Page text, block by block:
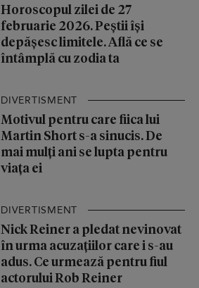
Horoscopul zilei de 27
februarie 2026. Peștii își
depășesc limitele. Află ce se
întâmplă cu zodia ta
DIVERTISMENT
Motivul pentru care fiica lui
Martin Short s-a sinucis. De
mai mulți ani se lupta pentru
viața ei
DIVERTISMENT
Nick Reiner a pledat nevinovat
în urma acuzațiilor care i s-au
adus. Ce urmează pentru fiul
actorului Rob Reiner